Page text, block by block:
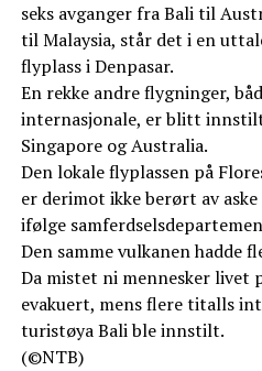
seks avganger fra Bali til
til Malaysia, står det i en
flyplass i Denpasar.
En rekke andre flygninger,
internasjonale, er blitt
Singapore og Australia.
Den lokale flyplassen på
er derimot ikke berørt av
ifølge
Den samme vulkanen hadde
Da mistet ni mennesker livet
evakuert, mens flere titalls
turistøya Bali ble innstilt.
(©NTB)